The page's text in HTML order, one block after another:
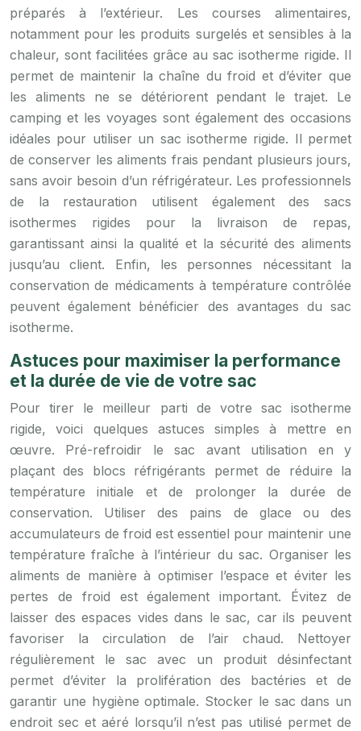
préparés à l’extérieur. Les courses alimentaires,
notamment pour les produits surgelés et sensibles à la
chaleur, sont facilitées grâce au sac isotherme rigide. Il
permet de maintenir la chaîne du froid et d’éviter que
les aliments ne se détériorent pendant le trajet. Le
camping et les voyages sont également des occasions
idéales pour utiliser un sac isotherme rigide. Il permet
de conserver les aliments frais pendant plusieurs jours,
sans avoir besoin d’un réfrigérateur. Les professionnels
de la restauration utilisent également des sacs
isothermes rigides pour la livraison de repas,
garantissant ainsi la qualité et la sécurité des aliments
jusqu’au client. Enfin, les personnes nécessitant la
conservation de médicaments à température contrôlée
peuvent également bénéficier des avantages du sac
isotherme.
Astuces pour maximiser la performance
et la durée de vie de votre sac
Pour tirer le meilleur parti de votre sac isotherme
rigide, voici quelques astuces simples à mettre en
œuvre. Pré-refroidir le sac avant utilisation en y
plaçant des blocs réfrigérants permet de réduire la
température initiale et de prolonger la durée de
conservation. Utiliser des pains de glace ou des
accumulateurs de froid est essentiel pour maintenir une
température fraîche à l’intérieur du sac. Organiser les
aliments de manière à optimiser l’espace et éviter les
pertes de froid est également important. Évitez de
laisser des espaces vides dans le sac, car ils peuvent
favoriser la circulation de l’air chaud. Nettoyer
régulièrement le sac avec un produit désinfectant
permet d’éviter la prolifération des bactéries et de
garantir une hygiène optimale. Stocker le sac dans un
endroit sec et aéré lorsqu’il n’est pas utilisé permet de